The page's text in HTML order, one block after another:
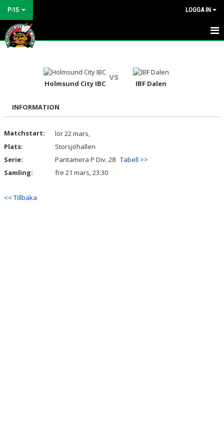
P-15 LOGGA IN
HEM
MATCHER
TRUPPEN
BILDGALLERI
DOKUMENT
KONTAKT
Holmsund City IBC
vs
IBF Dalen
INFORMATION
Matchstart:
lör 22 mars,
Plats:
Storsjöhallen
Serie:
Pantamera P Div. 28 Tabell >>
Samling:
fre 21 mars, 23:30
<< Tillbaka